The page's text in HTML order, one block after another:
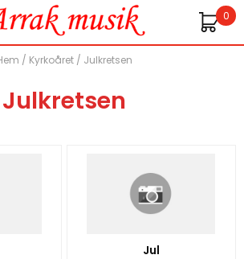
0
/ Kyrkoåret/ Julkretsen
Julkretsen
Jul